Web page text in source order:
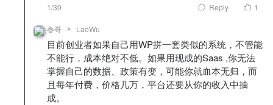
1/30 Reply 1
春哥 LaoWu
目前创业者如果自己用WP拼一套类似的系统，不管能
不能行，成本绝对不低。如果用现成的Saas ,你无法
掌握自己的数据、政策有变，可能你就血本无归，而
且每年付费，价格几万，平台还要从你的收入中抽
成。